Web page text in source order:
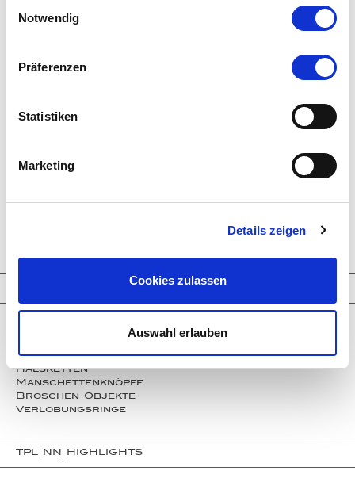
Notwendig
Präferenzen
Statistiken
Marketing
Details zeigen
Cookies zulassen
Auswahl erlauben
CLEAR CRYSTALS HIGHLIGHTS
TPL_NN_SCHMUCKKREATIONEN
Armbänder
Halsketten
Man­schet­ten­­knöpfe
Broschen-Objekte
Ver­lo­bungs­­ringe
TPL_NN_HIGHLIGHTS